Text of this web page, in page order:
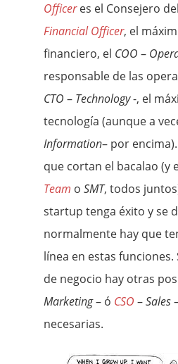
Officer es el Consejero
Financial Officer, el
financiero, el COO –
responsable de las
CTO – Technology-, el
tecnología (aunque a
Information– por
que cortan el bacalao (y
Team oSMT, todos
startup tenga éxito y se
normalmente hay que
línea en estas funciones.
de negocio hay otras
Marketing– ó CSO –Sales
necesarias.